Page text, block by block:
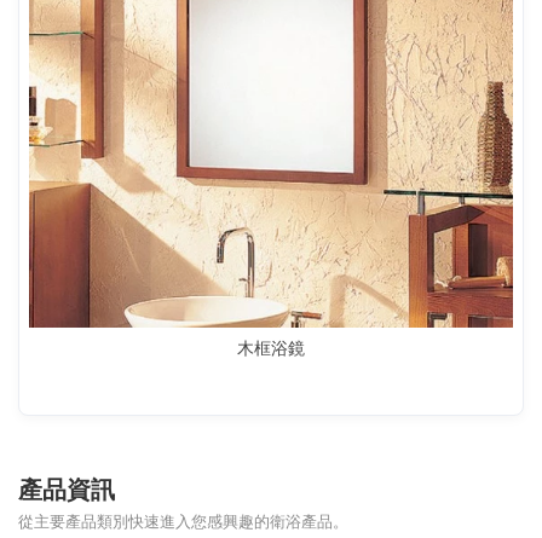
木框浴鏡
產品資訊
從主要產品類別快速進入您感興趣的衛浴產品。